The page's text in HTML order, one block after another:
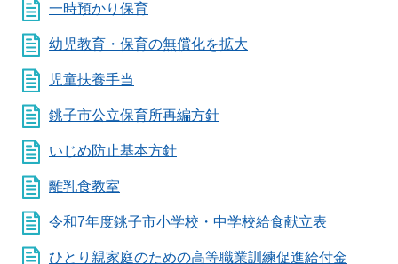
一時預かり保育
幼児教育・保育の無償化を拡大
児童扶養手当
銚子市公立保育所再編方針
いじめ防止基本方針
離乳食教室
令和7年度銚子市小学校・中学校給食献立表
ひとり親家庭のための高等職業訓練促進給付金